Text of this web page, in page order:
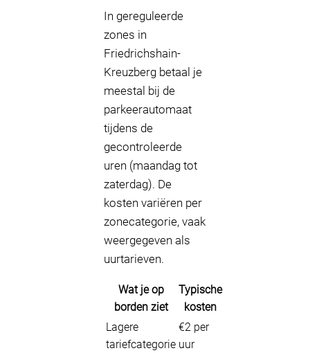
In gereguleerde
zones in
Friedrichshain-
Kreuzberg betaal je
meestal bij de
parkeerautomaat
tijdens de
gecontroleerde
uren (maandag tot
zaterdag). De
kosten variëren per
zonecategorie, vaak
weergegeven als
uurtarieven.
Wat je op
borden ziet
Typische
kosten
Lagere
tariefcategorie
€2 per
uur